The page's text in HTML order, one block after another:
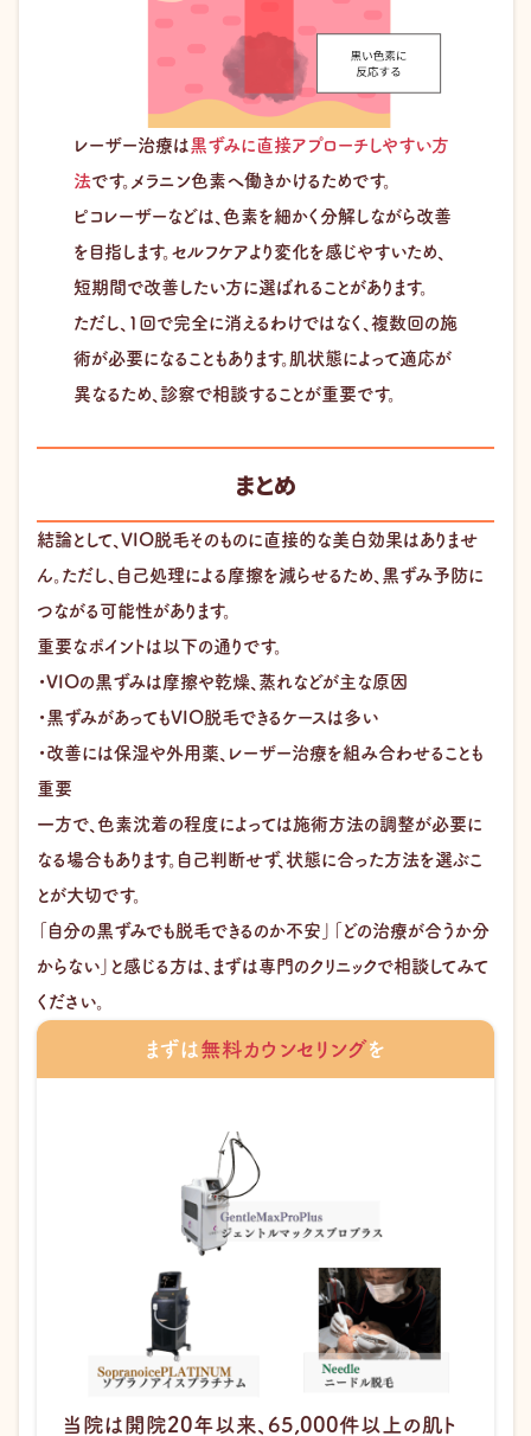
レーザー治療は黒ずみに直接アプローチしやすい方
法です。メラニン色素へ働きかけるためです。
ピコレーザーなどは、色素を細かく分解しながら改善
を目指します。セルフケアより変化を感じやすいため、
短期間で改善したい方に選ばれることがあります。
ただし、1回で完全に消えるわけではなく、複数回の施
術が必要になることもあります。肌状態によって適応が
異なるため、診察で相談することが重要です。
まとめ
結論として、VIO脱毛そのものに直接的な美白効果はありませ
ん。ただし、自己処理による摩擦を減らせるため、黒ずみ予防に
つながる可能性があります。
重要なポイントは以下の通りです。
・VIOの黒ずみは摩擦や乾燥、蒸れなどが主な原因
・黒ずみがあってもVIO脱毛できるケースは多い
・改善には保湿や外用薬、レーザー治療を組み合わせることも
重要
一方で、色素沈着の程度によっては施術方法の調整が必要に
なる場合もあります。自己判断せず、状態に合った方法を選ぶこ
とが大切です。
「自分の黒ずみでも脱毛できるのか不安」「どの治療が合うか分
からない」と感じる方は、まずは専門のクリニックで相談してみて
ください。
まずは無料カウンセリングを
当院は開院20年以来、65,000件以上の肌ト